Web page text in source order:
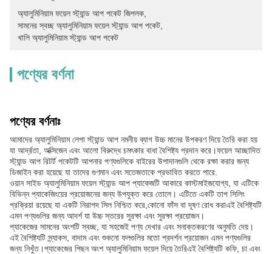
অ্যালুমিনিয়াম ফয়েল স্ট্যান্ড আপ পকেট জিপলক
সামনের স্বচ্ছ অ্যালুমিনিয়াম ফয়েল স্ট্যান্ড আপ পকেট
খালি অ্যালুমিনিয়াম স্ট্যান্ড আপ পকেট
পণ্যের বর্ণনা
পণ্যের বর্ণনাঃ
আমাদের অ্যালুমিনিয়াম লেপা স্ট্যান্ড আপ নমনীয় ব্যাগ উচ্চ মানের উপকরণ দিয়ে তৈরি করা হয়
যা আর্দ্রতা, অক্সিজেন এবং আলো বিরুদ্ধে চমৎকার বাধা বৈশিষ্ট্য প্রদান করে।ফয়েল আচ্ছাদিত
স্ট্যান্ড আপ রিটর্ট পকেটটি আপনার পণ্যগুলিকে বাইরের উপাদানগুলি থেকে রক্ষা করার জন্য
ডিজাইন করা হয়েছে যা তাদের গুণমান এবং সতেজতাকে প্রভাবিত করতে পারে.
ওয়ান সাইড অ্যালুমিনিয়াম ফয়েল স্ট্যান্ড আপ প্যাকেজটি আকারে কাস্টমাইজযোগ্য, যা এটিকে
বিভিন্ন প্যাকেজিংয়ের প্রয়োজনের জন্য উপযুক্ত করে তোলে। এটিতে একটি তাপ সিলিং
প্রক্রিয়া রয়েছে যা একটি নিরাপদ সিল নিশ্চিত করে,কোনো ফাঁস বা দূষণ রোধ করাএই বৈশিষ্ট্যটি
এমন পণ্যগুলির জন্য আদর্শ যা উচ্চ স্তরের সুরক্ষা এবং সুরক্ষা প্রয়োজন।
প্যাকেজের সামনের অংশটি স্বচ্ছ, যা সহজেই পণ্য দেখার এবং সনাক্তকরণের অনুমতি দেয়।
এই বৈশিষ্ট্যটি স্ন্যাকস, বাদাম এবং শুকনো ফলগুলির মতো প্রদর্শন প্রয়োজন এমন পণ্যগুলির
জন্য নিখুঁত।প্যাকেজের পিছন অংশ অ্যালুমিনিয়াম ফয়েল দিয়ে তৈরিএই বৈশিষ্ট্যটি কফি, চা এবং